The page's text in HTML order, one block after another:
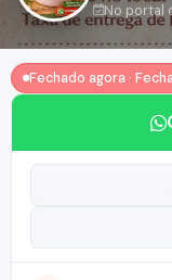
No portal
Fechado agora ·